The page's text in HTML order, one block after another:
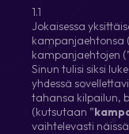
1.1
Jokaisessa
kampanjaehtonsa
kampanjaehtojen
Sinun tulisi siksi
yhdessä
tahansa kilpailun,
(kutsutaan ”
vaihtelevasti